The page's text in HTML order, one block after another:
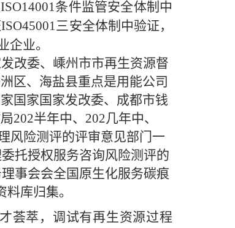
条件监管安全体制中
三安全体制中验证，
业。
改委、嵊州市市再生资源督
区、海盐县重点是用能公司
国家国家发改委、成都市钱
202半年中、202几年中、
风险测评的评审意见部门一
托授权服务咨询风险测评的
事会会全国原生化服务碳痕
库归集。
荟萃，调试有再生资源过程